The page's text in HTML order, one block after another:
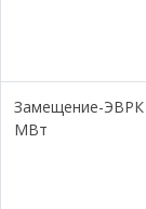
Замещение-
МВт